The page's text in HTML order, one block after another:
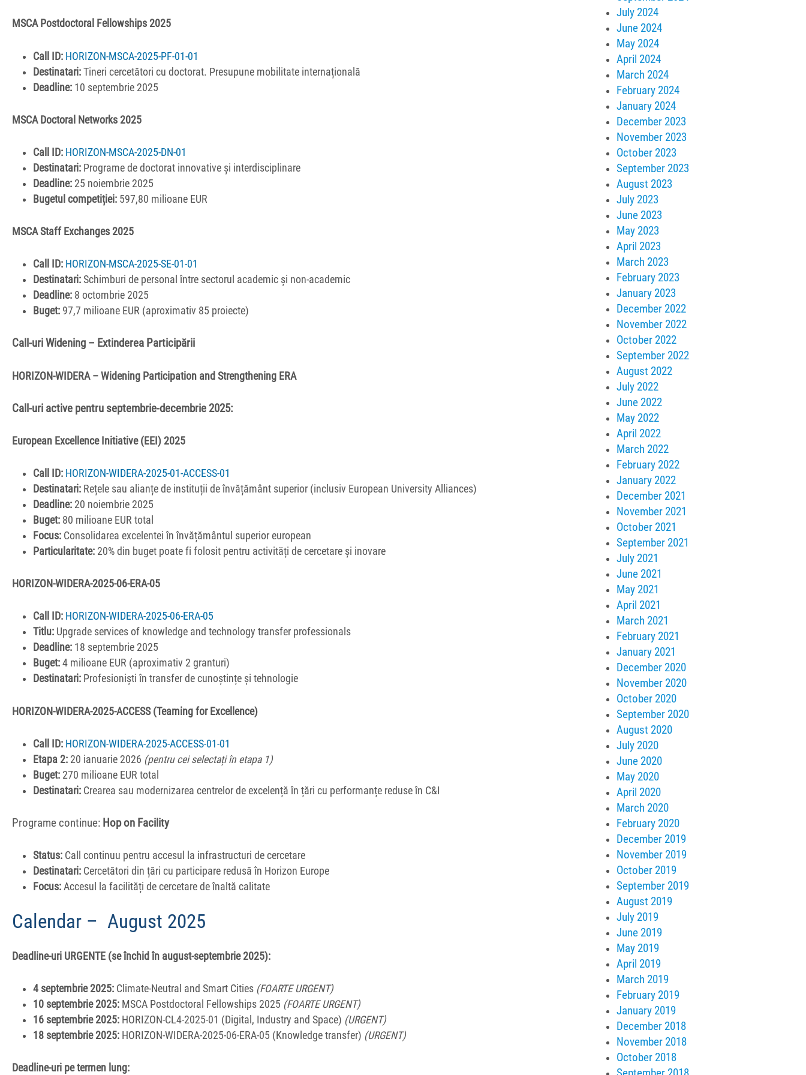
MSCA Postdoctoral Fellowships 2025
Call ID: HORIZON-MSCA-2025-PF-01-01
Destinatari: Tineri cercetători cu doctorat. Presupune mobilitate internațională
Deadline: 10 septembrie 2025
MSCA Doctoral Networks 2025
Call ID: HORIZON-MSCA-2025-DN-01
Destinatari: Programe de doctorat innovative și interdisciplinare
Deadline: 25 noiembrie 2025
Bugetul competiției: 597,80 milioane EUR
MSCA Staff Exchanges 2025
Call ID: HORIZON-MSCA-2025-SE-01-01
Destinatari: Schimburi de personal între sectorul academic și non-academic
Deadline: 8 octombrie 2025
Buget: 97,7 milioane EUR (aproximativ 85 proiecte)
Call-uri Widening – Extinderea Participării
HORIZON-WIDERA – Widening Participation and Strengthening ERA
Call-uri active pentru septembrie-decembrie 2025:
European Excellence Initiative (EEI) 2025
Call ID: HORIZON-WIDERA-2025-01-ACCESS-01
Destinatari: Rețele sau alianțe de instituții de învățământ superior (inclusiv European University Alliances)
Deadline: 20 noiembrie 2025
Buget: 80 milioane EUR total
Focus: Consolidarea excelentei în învățământul superior european
Particularitate: 20% din buget poate fi folosit pentru activități de cercetare și inovare
HORIZON-WIDERA-2025-06-ERA-05
Call ID: HORIZON-WIDERA-2025-06-ERA-05
Titlu: Upgrade services of knowledge and technology transfer professionals
Deadline: 18 septembrie 2025
Buget: 4 milioane EUR (aproximativ 2 granturi)
Destinatari: Profesioniști în transfer de cunoștințe și tehnologie
HORIZON-WIDERA-2025-ACCESS (Teaming for Excellence)
Call ID: HORIZON-WIDERA-2025-ACCESS-01-01
Etapa 2: 20 ianuarie 2026 (pentru cei selectați în etapa 1)
Buget: 270 milioane EUR total
Destinatari: Crearea sau modernizarea centrelor de excelență în țări cu performanțe reduse în C&I
Programe continue: Hop on Facility
Status: Call continuu pentru accesul la infrastructuri de cercetare
Destinatari: Cercetători din țări cu participare redusă în Horizon Europe
Focus: Accesul la facilități de cercetare de înaltă calitate
Calendar – August 2025
Deadline-uri URGENTE (se închid în august-septembrie 2025):
4 septembrie 2025: Climate-Neutral and Smart Cities (FOARTE URGENT)
10 septembrie 2025: MSCA Postdoctoral Fellowships 2025 (FOARTE URGENT)
16 septembrie 2025: HORIZON-CL4-2025-01 (Digital, Industry and Space) (URGENT)
18 septembrie 2025: HORIZON-WIDERA-2025-06-ERA-05 (Knowledge transfer) (URGENT)
Deadline-uri pe termen lung:
July 2024
June 2024
May 2024
April 2024
March 2024
February 2024
January 2024
December 2023
November 2023
October 2023
September 2023
August 2023
July 2023
June 2023
May 2023
April 2023
March 2023
February 2023
January 2023
December 2022
November 2022
October 2022
September 2022
August 2022
July 2022
June 2022
May 2022
April 2022
March 2022
February 2022
January 2022
December 2021
November 2021
October 2021
September 2021
July 2021
June 2021
May 2021
April 2021
March 2021
February 2021
January 2021
December 2020
November 2020
October 2020
September 2020
August 2020
July 2020
June 2020
May 2020
April 2020
March 2020
February 2020
December 2019
November 2019
October 2019
September 2019
August 2019
July 2019
June 2019
May 2019
April 2019
March 2019
February 2019
January 2019
December 2018
November 2018
October 2018